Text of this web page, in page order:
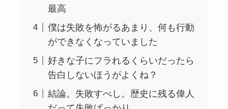
最高
僕は失敗を怖がるあまり、何も行動
ができなくなっていました
好きな子にフラれるくらいだったら
告白しないほうがよくね？
結論。失敗すべし。歴史に残る偉人